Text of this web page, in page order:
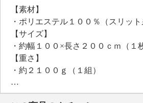
も清潔にお使いいただけます。
省エネ効果も期待できる多機能カー
環境づくりをお手伝いします。
【素材】
・ポリエステル１００％（スリット
【サイズ】
・約幅１００×長さ２００ｃｍ（１
【重さ】
・約２１００ｇ（１組）
【メンテナンス（絵表示ラベル）】
・洗濯機：可